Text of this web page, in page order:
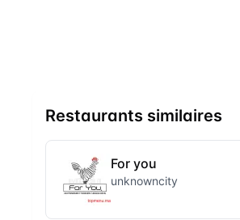
Restaurants similaires
For you
unknowncity